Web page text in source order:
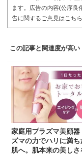
ます。広告の内容(公序良
告に関するご意見はこち
この記事と関連度が高い
家庭用プラズマ美顔器
ズマの力でハリに満ち
肌へ。肌本来の美しさ